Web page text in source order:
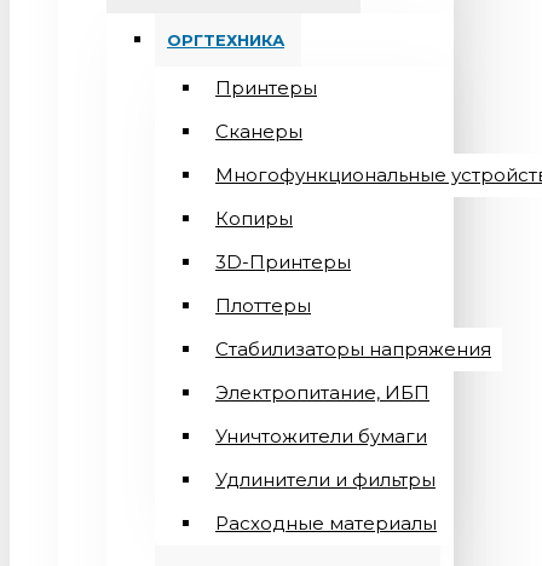
ОРГТЕХНИКА
Принтеры
Сканеры
Многофункциональные
Копиры
3D-Принтеры
Плоттеры
Стабилизаторы напряжения
Электропитание, ИБП
Уничтожители бумаги
Удлинители и фильтры
Расходные материалы